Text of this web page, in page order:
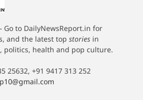
Go to DailyNewsReport.in for
and the latest top stories in
politics, health and pop culture.
25632, +91 9417 313 252